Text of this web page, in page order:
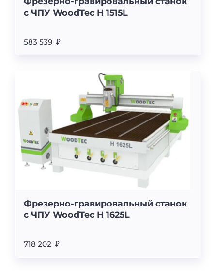
с ЧПУ WoodTec H 1515L
583 539 ₽
Фрезерно-гравировальный станок
с ЧПУ WoodTec H 1625L
718 202 ₽